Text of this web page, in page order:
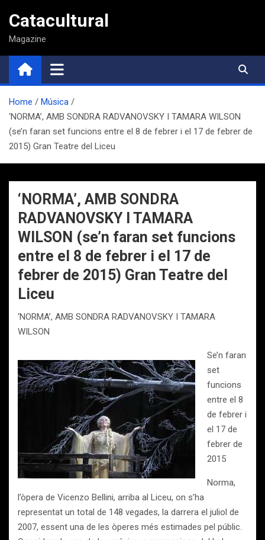
contenido
Catacultural
Magazine
Home
Música
‘NORMA’, AMB SONDRA RADVANOVSKY I TAMARA WILSON
(se’n faran set funcions entre el 8 de febrer i el 17 de febrer de
2015) Gran Teatre del Liceu
‘NORMA’, AMB SONDRA
RADVANOVSKY I TAMARA
WILSON (se’n faran set funcions
entre el 8 de febrer i el 17 de
febrer de 2015) Gran Teatre del
Liceu
‘NORMA’, AMB SONDRA RADVANOVSKY I TAMARA
WILSON
Se’n faran
set
funcions
entre el 8
de febrer i
el 17 de
febrer de
2015
Norma,
l’òpera de Vicenzo Bellini, arriba al Liceu, on s’ha
representat un total de 148 vegades, la darrera el juliol de
2007, essent una de les òperes més estimades pel públic.